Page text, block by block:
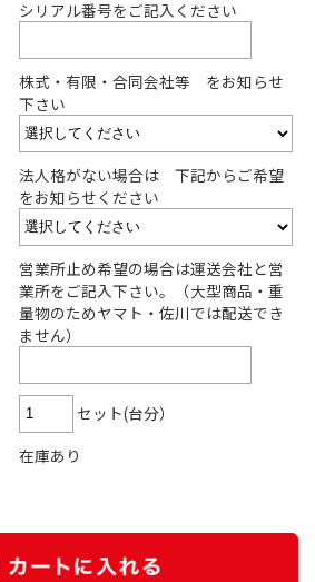
シリアル番号をご記入ください
株式・有限・合同会社等 をお知らせ
下さい
法人格がない場合は 下記からご希望
をお知らせください
営業所止め希望の場合は運送会社と営
業所をご記入下さい。（大型商品・重
量物のためヤマト・佐川では配送でき
ません）
セット(台分）
在庫あり